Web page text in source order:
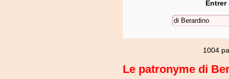
Entrer
1004
Le patronyme di